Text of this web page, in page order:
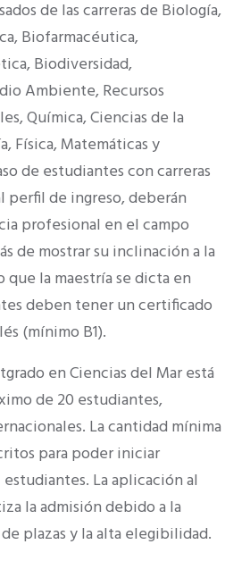
de las carreras de Biología,
Biofarmacéutica,
Biodiversidad,
Ambiente, Recursos
Química, Ciencias de la
Física, Matemáticas y
de estudiantes con carreras
perfil de ingreso, deberán
profesional en el campo
de mostrar su inclinación a la
que la maestría se dicta en
deben tener un certificado
(mínimo B1).
en Ciencias del Mar está
de 20 estudiantes,
La cantidad mínima
para poder iniciar
La aplicación al
la admisión debido a la
plazas y la alta elegibilidad.